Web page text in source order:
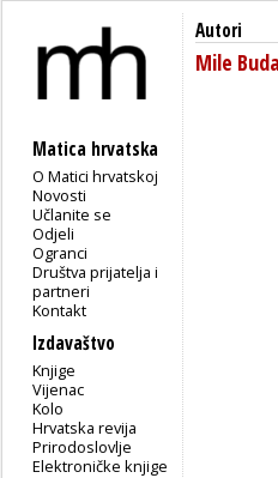
Matica hrvatska
O Matici hrvatskoj
Novosti
Učlanite se
Odjeli
Ogranci
Društva prijatelja i
partneri
Kontakt
Izdavaštvo
Knjige
Vijenac
Kolo
Hrvatska revija
Prirodoslovlje
Elektroničke knjige
Autori
Mile